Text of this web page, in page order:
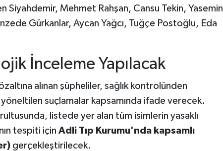
Siyahdemir, Mehmet Rahşan, Cansu Tekin, Yasemin
Gürkanlar, Aycan Yağcı, Tuğçe Postoğlu, Eda
İnceleme Yapılacak
alınan şüpheliler, sağlık kontrolünden
suçlamalar kapsamında ifade verecek.
listede yer alan tüm isimlerin yasaklı
tespiti için Adli Tıp Kurumu'nda kapsamlı
gerçekleştirilecek.